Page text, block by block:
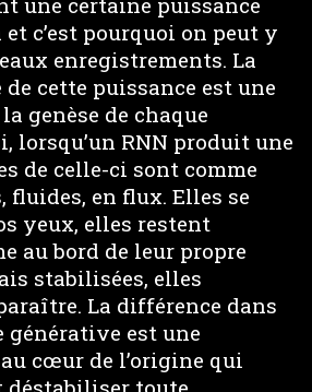
c’est pourquoi on peut y
enregistrements. La
cette puissance est une
genèse de chaque
lorsqu’un RNN produit une
de celle-ci sont comme
fluides, en flux. Elles se
yeux, elles restent
au bord de leur propre
stabilisées, elles
La différence dans
générative est une
cœur de l’origine qui